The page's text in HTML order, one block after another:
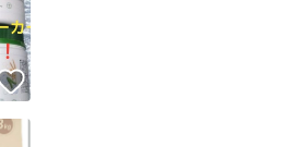
マサービスでの取引実績があります
ージへ
ンセル
いいね！